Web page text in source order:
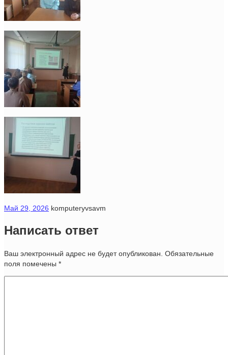
Май 29, 2026 komputeryvsavm
Написать ответ
Ваш электронный адрес не будет опубликован. Обязательные
поля помечены *